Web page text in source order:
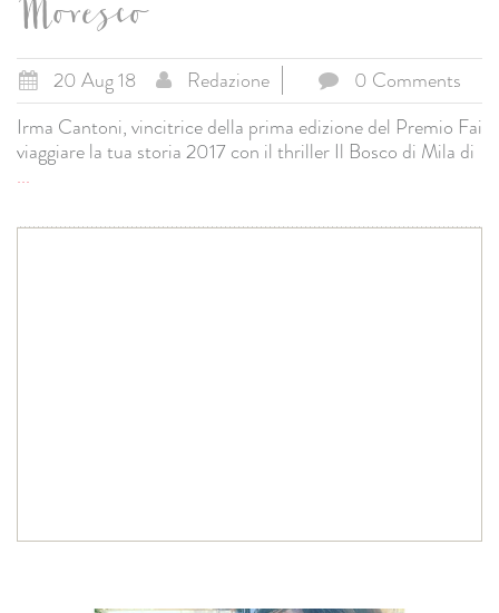
Moresco
20 Aug 18 Redazione
0 Comments
Irma Cantoni, vincitrice della prima edizione del Premio Fai
viaggiare la tua storia 2017 con il thriller Il Bosco di Mila di
...